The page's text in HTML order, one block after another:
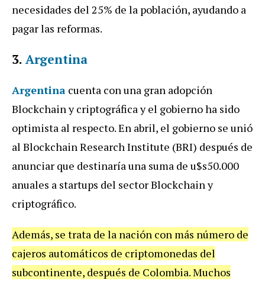
necesidades del 25% de la población, ayudando a
pagar las reformas.
3.Argentina
Argentina cuenta con una gran adopción
Blockchain y criptográfica y el gobierno ha sido
optimista al respecto. En abril, el gobierno se unió
al Blockchain Research Institute (BRI) después de
anunciar que destinaría una suma de u$s50.000
anuales a startups del sector Blockchain y
criptográfico.
Además, se trata de la nación con más número de
cajeros automáticos de criptomonedas del
subcontinente, después de Colombia. Muchos